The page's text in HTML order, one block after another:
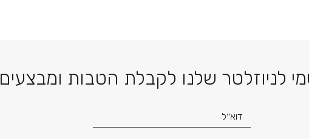
לניוזלטר שלנו לקבלת הטבות ומבצעים
דוא׳׳ל